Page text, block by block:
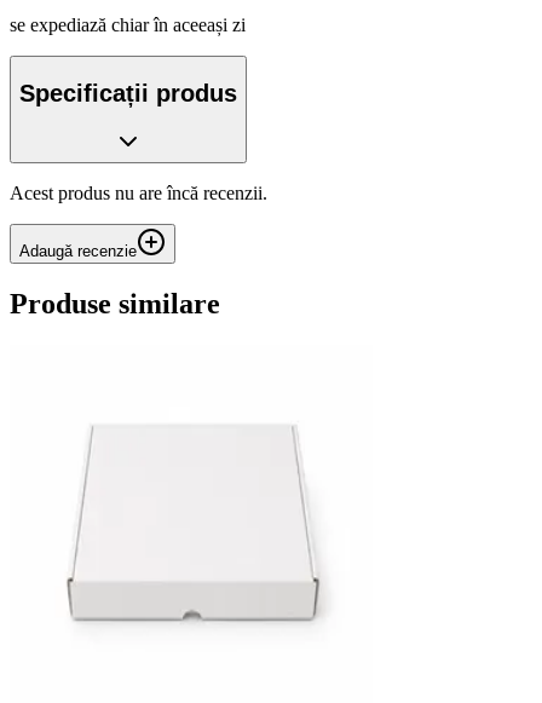
se expediază chiar în aceeași zi
Specificații produs
Acest produs nu are încă recenzii.
Adaugă recenzie
Produse similare